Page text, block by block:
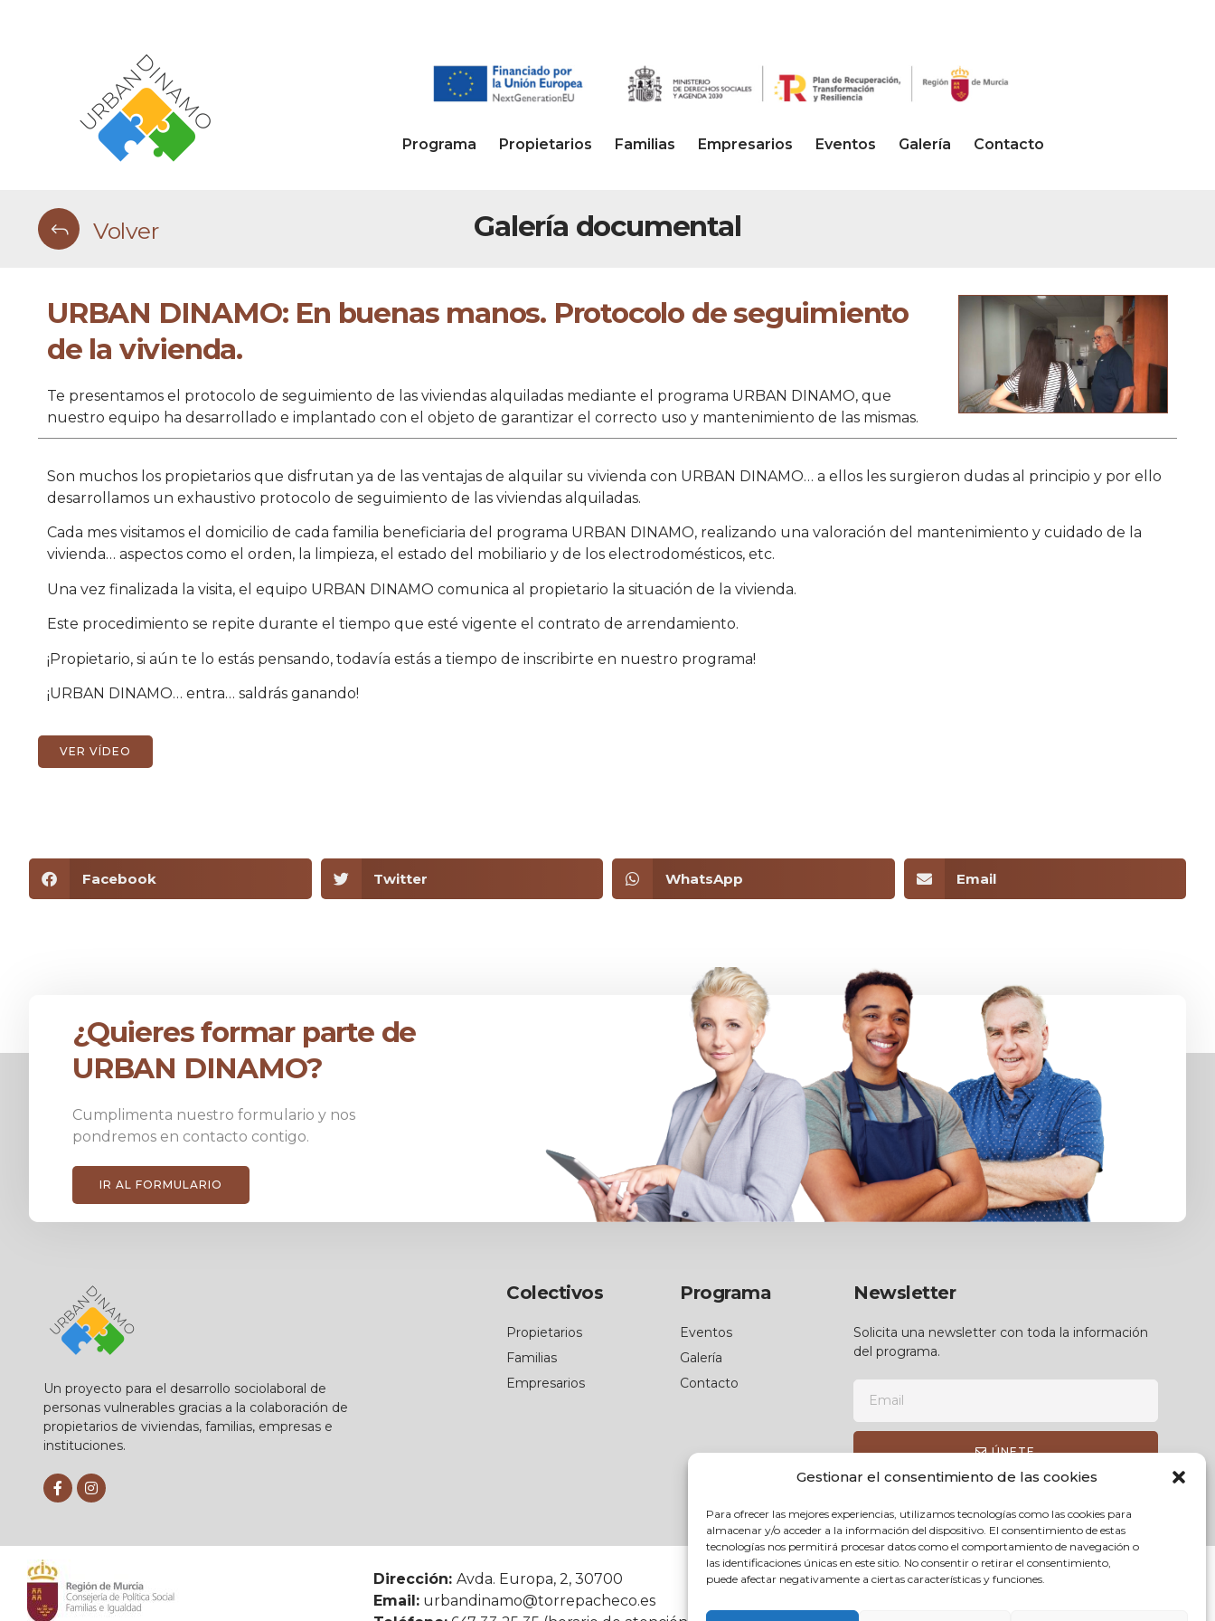
Gestionar el consentimiento de las cookies
Para ofrecer las mejores experiencias, utilizamos tecnologías como las cookies para
almacenar y/o acceder a la información del dispositivo. El consentimiento de estas
tecnologías nos permitirá procesar datos como el comportamiento de navegación o
las identificaciones únicas en este sitio. No consentir o retirar el consentimiento,
puede afectar negativamente a ciertas características y funciones.
Programa Propietarios Familias Empresarios Eventos Galería Contacto
Volver Galería documental
URBAN DINAMO: En buenas manos. Protocolo de seguimiento
de la vivienda.
Te presentamos el protocolo de seguimiento de las viviendas alquiladas mediante el programa URBAN DINAMO, que
nuestro equipo ha desarrollado e implantado con el objeto de garantizar el correcto uso y mantenimiento de las mismas.
Son muchos los propietarios que disfrutan ya de las ventajas de alquilar su vivienda con URBAN DINAMO… a ellos les surgieron dudas al principio y por ello
desarrollamos un exhaustivo protocolo de seguimiento de las viviendas alquiladas.
Cada mes visitamos el domicilio de cada familia beneficiaria del programa URBAN DINAMO, realizando una valoración del mantenimiento y cuidado de la
vivienda… aspectos como el orden, la limpieza, el estado del mobiliario y de los electrodomésticos, etc.
Una vez finalizada la visita, el equipo URBAN DINAMO comunica al propietario la situación de la vivienda.
Este procedimiento se repite durante el tiempo que esté vigente el contrato de arrendamiento.
¡Propietario, si aún te lo estás pensando, todavía estás a tiempo de inscribirte en nuestro programa!
¡URBAN DINAMO… entra… saldrás ganando!
VER VÍDEO
Facebook Twitter WhatsApp Email
¿Quieres formar parte de
URBAN DINAMO?
Cumplimenta nuestro formulario y nos
pondremos en contacto contigo.
IR AL FORMULARIO
Un proyecto para el desarrollo sociolaboral de
personas vulnerables gracias a la colaboración de
propietarios de viviendas, familias, empresas e
instituciones.
Colectivos
Propietarios
Familias
Empresarios
Programa
Eventos
Galería
Contacto
Newsletter
Solicita una newsletter con toda la información
del programa.
ÚNETE
Dirección:Avda. Europa, 2, 30700
Email: urbandinamo@torrepacheco.es